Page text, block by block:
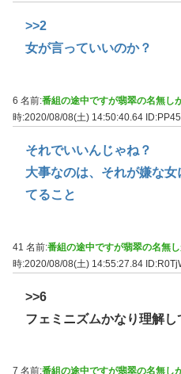
>>2
女が言っていいのか？
6 名前:番組の途中ですが翡翠の名無し
時:2020/08/08(土) 14:50:40.64
それでいいんじゃね？
大事なのは、それが嫌な
てること
41 名前:番組の途中ですが翡翠の名無
時:2020/08/08(土) 14:55:27.84
>>6
フェミニズムかなり理解し
7 名前:番組の途中ですが翡翠の名無し